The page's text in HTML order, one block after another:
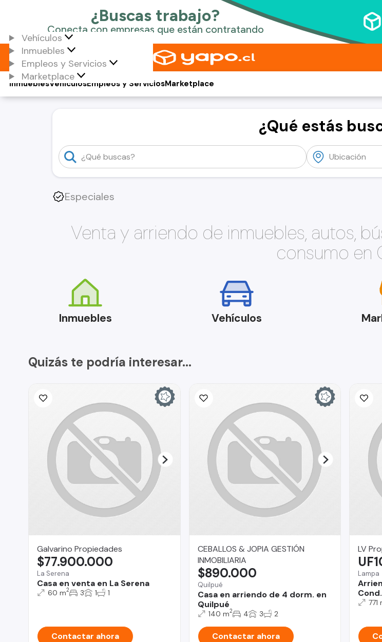
Vehículos
Inmuebles
Empleos y Servicios
Marketplace
Vehículos
Inmuebles Empleos y ServiciosMarketplace
¿Qué estás
Especiales
Venta y arriendo de inmuebles, autos,
consumo en
Inmuebles Vehículos
Quizás te podría interesar...
Galvarino Propiedades
La Serena
Casa en venta en La Serena
$77.900.000
60 m2 3 1 1
Contactar ahora
CEBALLOS & JOPIA GESTIÓN
INMOBILIARIA
Quilpué
Casa en arriendo de 4 dorm. en
Quilpué
$890.000
140 m2 4 3 2
Contactar ahora
LV
Lampa
771